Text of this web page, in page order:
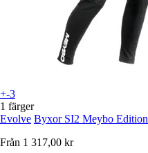
+-3
1 färger
Evolve Byxor SI2 Meybo Edition
Från 1 317,00 kr